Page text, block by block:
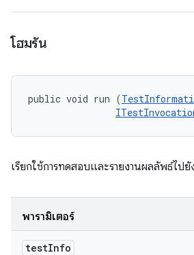
โฮมรัน
public void run (
เรียกใช้การทดสอบและรายงานผลลัพธ์ไปยั
พารามิเตอร์
testInfo